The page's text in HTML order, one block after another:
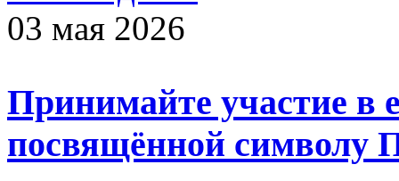
03 мая 2026
Принимайте участие в
посвящённой символу